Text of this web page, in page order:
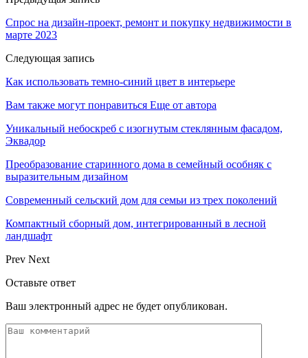
Спрос на дизайн-проект, ремонт и покупку недвижимости в
марте 2023
Следующая запись
Как использовать темно-синий цвет в интерьере
Вам также могут понравиться Еще от автора
Уникальный небоскреб с изогнутым стеклянным фасадом,
Эквадор
Преобразование старинного дома в семейный особняк с
выразительным дизайном
Современный сельский дом для семьи из трех поколений
Компактный сборный дом, интегрированный в лесной
ландшафт
Prev Next
Оставьте ответ
Ваш электронный адрес не будет опубликован.